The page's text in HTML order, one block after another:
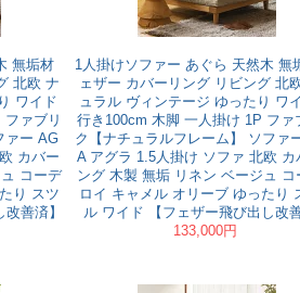
無垢材
北欧 ナ
ワイド
ァブリ
ァー AG
カバー
コーデ
り スツ
善済】
1人掛けソファー あぐら 天然木 無
ェザー カバーリング リビング 北
ュラル ヴィンテージ ゆったり ワ
行き100cm 木脚 一人掛け 1P ファ
ク【ナチュラルフレーム】 ソファ
A アグラ 1.5人掛け ソファ 北欧 カ
ング 木製 無垢 リネン ベージュ コ
ロイ キャメル オリーブ ゆったり
ル ワイド 【フェザー飛び出し改善
133,000円